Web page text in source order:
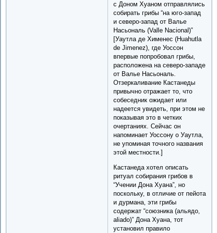
с Доном Хуаном отправлялись
собирать грибы “на юго-запад
и северо-запад от Валье
Насьональ (Valle Nacional)”
[Уаутла де Хименес (Huahutla
de Jimenez), где Уоссон
впервые попробовал грибы,
расположена на северо-западе
от Валье Насьональ.
Отзеркаливание Кастанеды
привычно отражает то, что
собеседник ожидает или
надеется увидеть, при этом не
показывая это в четких
очертаниях. Сейчас он
напоминает Уоссону о Уаутла,
не упоминая точного названия
этой местности.]
Кастанеда хотел описать
ритуал собирания грибов в
“Учении Дона Хуана”, но
поскольку, в отличие от пейота
и дурмана, эти грибы
содержат “союзника (альядо,
aliado)” Дона Хуана, тот
установил правило